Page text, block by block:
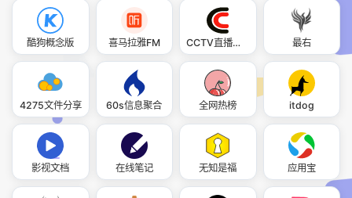
酷狗概念版 喜马拉雅FM CCTV直播回看 最右
4275文件分享 60s信息聚合 全网热榜 itdog
影视文档 在线笔记 无知是福 应用宝